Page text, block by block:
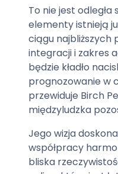
To nie jest
elementy istnieją
ciągu najbliższych
integracji i zakres
będzie kładło
prognozowanie w
przewiduje Birch
międzyludzka
Jego wizja
współpracy
bliska